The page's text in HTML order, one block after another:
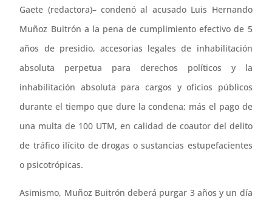
Gaete (redactora)– condenó al acusado Luis Hernando
Muñoz Buitrón a la pena de cumplimiento efectivo de 5
años de presidio, accesorias legales de inhabilitación
absoluta perpetua para derechos políticos y la
inhabilitación absoluta para cargos y oficios públicos
durante el tiempo que dure la condena; más el pago de
una multa de 100 UTM, en calidad de coautor del delito
de tráfico ilícito de drogas o sustancias estupefacientes
o psicotrópicas.
Asimismo, Muñoz Buitrón deberá purgar 3 años y un día